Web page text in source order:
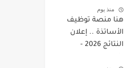
منذ يوم
هنا منصة توظيف
الأساتذة .. إعلان
النتائج 2026 -